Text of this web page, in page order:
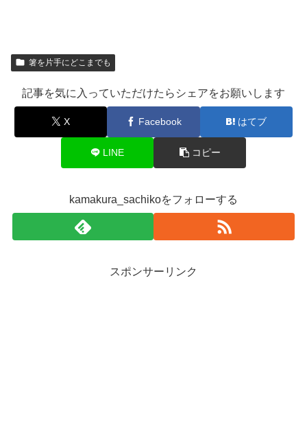
箸を片手にどこまでも
記事を気に入っていただけたらシェアをお願いします
X Facebook はてブ
LINE コピー
kamakura_sachikoをフォローする
スポンサーリンク